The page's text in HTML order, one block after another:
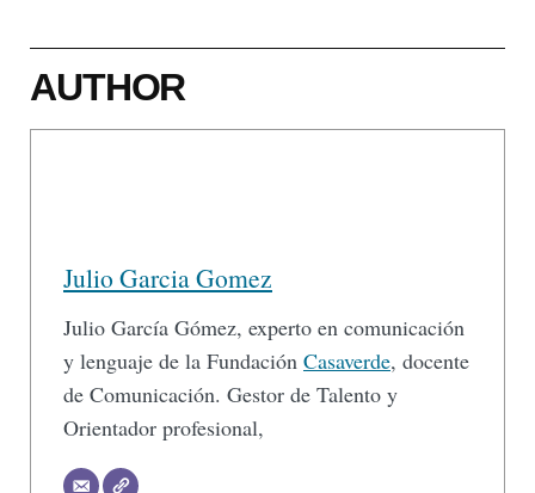
AUTHOR
Julio Garcia Gomez
Julio García Gómez, experto en comunicación
y lenguaje de la Fundación Casaverde, docente
de Comunicación. Gestor de Talento y
Orientador profesional,